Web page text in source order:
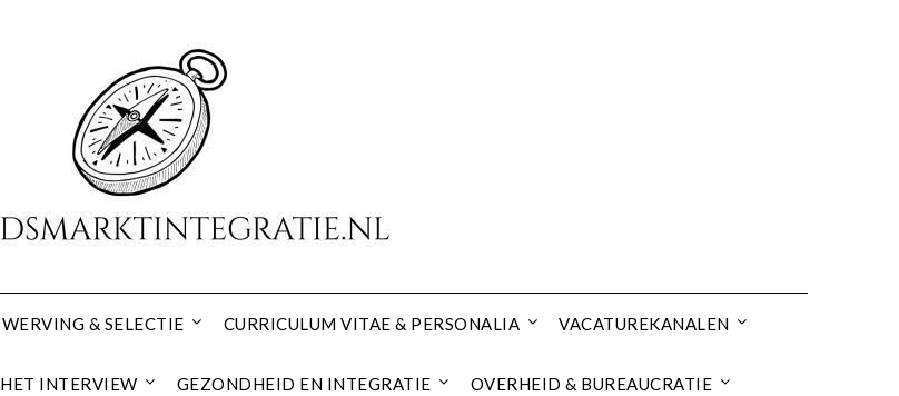
WERVING & SELECTIE CURRICULUM VITAE & PERSONALIA VACATUREKANALEN
HET INTERVIEW GEZONDHEID EN INTEGRATIE OVERHEID & BUREAUCRATIE